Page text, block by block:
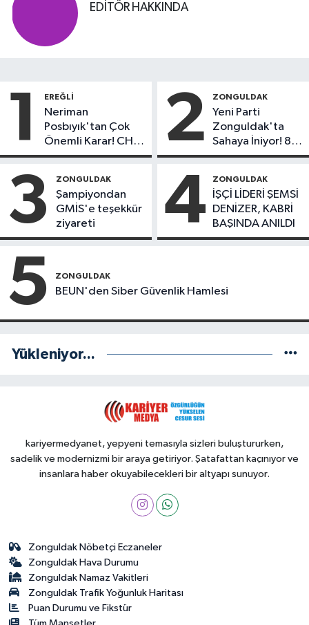
EDITÖR HAKKINDA
1 EREĞLI
Neriman
Posbıyık'tan Çok
Önemli Karar! CHP
mi Yeni Parti mi?
2 ZONGULDAK
Yeni Parti
Zonguldak'ta
Sahaya İniyor! 8
İlçede Kurucu
Başladı
3 ZONGULDAK
Şampiyondan
GMİS'e teşekkür
ziyareti
4 ZONGULDAK
İŞÇİ LİDERİ ŞEMSİ
DENİZER, KABRİ
BAŞINDA ANILDI
5 ZONGULDAK
BEUN'den Siber Güvenlik Hamlesi
Yükleniyor...
kariyermedyanet, yepyeni temasıyla sizleri buluştururken,
sadelik ve modernizmi bir araya getiriyor. Şatafattan kaçınıyor ve
insanlara haber okuyabilecekleri bir altyapı sunuyor.
Zonguldak Nöbetçi Eczaneler
Zonguldak Hava Durumu
Zonguldak Namaz Vakitleri
Zonguldak Trafik Yoğunluk Haritası
Puan Durumu ve Fikstür
Tüm Manşetler